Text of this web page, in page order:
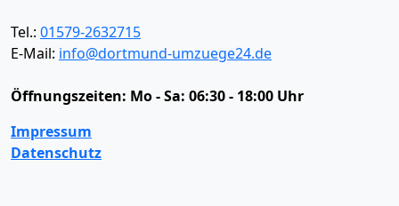
Tel.: 01579-2632715
E-Mail: info@dortmund-umzuege24.de
Öffnungszeiten: Mo - Sa: 06:30 - 18:00 Uhr
Impressum
Datenschutz